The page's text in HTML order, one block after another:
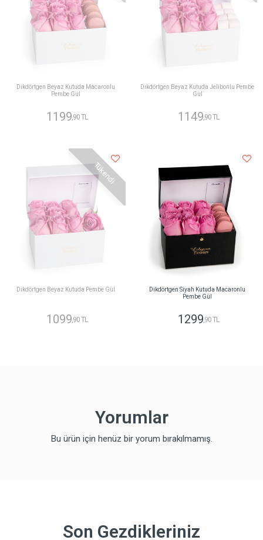
Dikdörtgen Beyaz Kutuda Macaronlu
Pembe Gül
1199 ,90 TL
Dikdörtgen Beyaz Kutuda Jelibonlu Pembe
Gül
1149 ,90 TL
Tükendi
Dikdörtgen Beyaz Kutuda Pembe Gül
1099,90 TL
Dikdörtgen Siyah Kutuda Macaronlu
Pembe Gül
1299,90 TL
Yorumlar
Bu ürün için henüz bir yorum bırakılmamış.
Son Gezdikleriniz